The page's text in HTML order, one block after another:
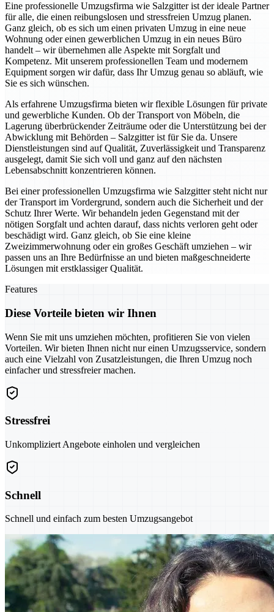
Eine professionelle Umzugsfirma wie Salzgitter ist der ideale Partner
für alle, die einen reibungslosen und stressfreien Umzug planen.
Ganz gleich, ob es sich um einen privaten Umzug in eine neue
Wohnung oder einen gewerblichen Umzug in ein neues Büro
handelt – wir übernehmen alle Aspekte mit Sorgfalt und
Kompetenz. Mit unserem professionellen Team und modernem
Equipment sorgen wir dafür, dass Ihr Umzug genau so abläuft, wie
Sie es sich wünschen.
Als erfahrene Umzugsfirma bieten wir flexible Lösungen für private
und gewerbliche Kunden. Ob der Transport von Möbeln, die
Lagerung überbrückender Zeiträume oder die Unterstützung bei der
Abwicklung mit Behörden – Salzgitter ist für Sie da. Unsere
Dienstleistungen sind auf Qualität, Zuverlässigkeit und Transparenz
ausgelegt, damit Sie sich voll und ganz auf den nächsten
Lebensabschnitt konzentrieren können.
Bei einer professionellen Umzugsfirma wie Salzgitter steht nicht nur
der Transport im Vordergrund, sondern auch die Sicherheit und der
Schutz Ihrer Werte. Wir behandeln jeden Gegenstand mit der
nötigen Sorgfalt und achten darauf, dass nichts verloren geht oder
beschädigt wird. Ganz gleich, ob Sie eine kleine
Zweizimmerwohnung oder ein großes Geschäft umziehen – wir
passen uns an Ihre Bedürfnisse an und bieten maßgeschneiderte
Lösungen mit erstklassiger Qualität.
Features
Diese Vorteile bieten wir Ihnen
Wenn Sie mit uns umziehen möchten, profitieren Sie von vielen
Vorteilen. Wir bieten Ihnen nicht nur einen Umzugsservice, sondern
auch eine Vielzahl von Zusatzleistungen, die Ihren Umzug noch
einfacher und stressfreier machen.
Stressfrei
Unkompliziert Angebote einholen und vergleichen
Schnell
Schnell und einfach zum besten Umzugsangebot